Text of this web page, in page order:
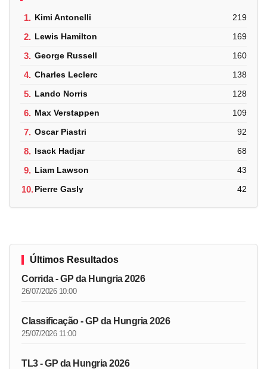
1. Kimi Antonelli 219
2. Lewis Hamilton 169
3. George Russell 160
4. Charles Leclerc 138
5. Lando Norris 128
6. Max Verstappen 109
7. Oscar Piastri 92
8. Isack Hadjar 68
9. Liam Lawson 43
10.Pierre Gasly 42
Últimos Resultados
Corrida - GP da Hungria 2026
26/07/2026 10:00
Classificação - GP da Hungria 2026
25/07/2026 11:00
TL3 - GP da Hungria 2026